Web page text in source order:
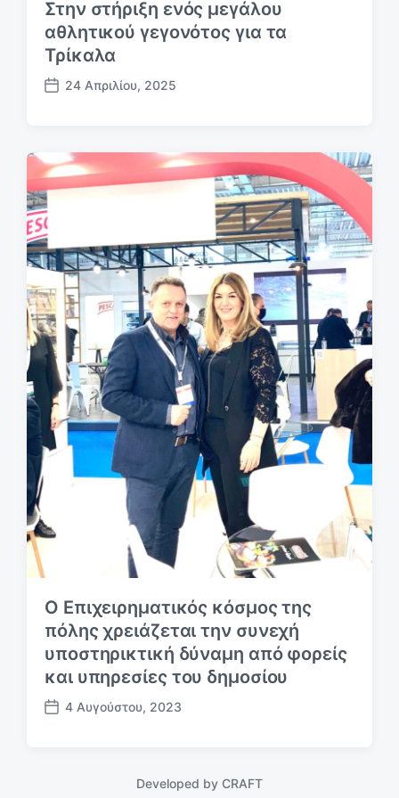
Στην στήριξη ενός μεγάλου
αθλητικού γεγονότος για τα
Τρίκαλα
Η
η
μ
ο
σ
ί
ε
σ
η
ς
24 Απριλίου, 2025
Ο Επιχειρηματικός κόσμος της
πόλης χρειάζεται την συνεχή
υποστηρικτική δύναμη από φορείς
και υπηρεσίες του δημοσίου
Η
4 Αυγούστου, 2023
Developed by CRAFT